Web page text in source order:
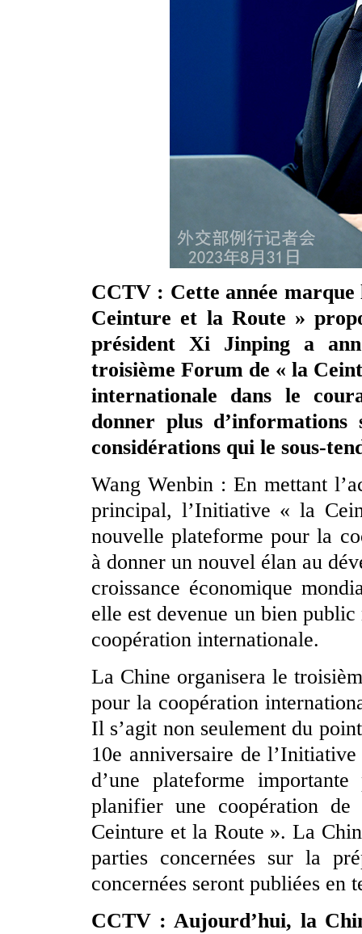
CCTV : Cette année
Ceinture et la Route »
président Xi Jinping a
troisième Forum de « la
internationale dans le
donner plus
considérations qui le sous-
Wang Wenbin : En mettant
principal, l’Initiative « la
nouvelle plateforme pour la
à donner un nouvel élan au
croissance économique
elle est devenue un bien
coopération internationale.
La Chine organisera le
pour la coopération
Il s’agit non seulement du
10e anniversaire de
d’une plateforme
planifier une coopération
Ceinture et la Route ». La
parties concernées sur la
concernées seront publiées en
CCTV : Aujourd’hui, la